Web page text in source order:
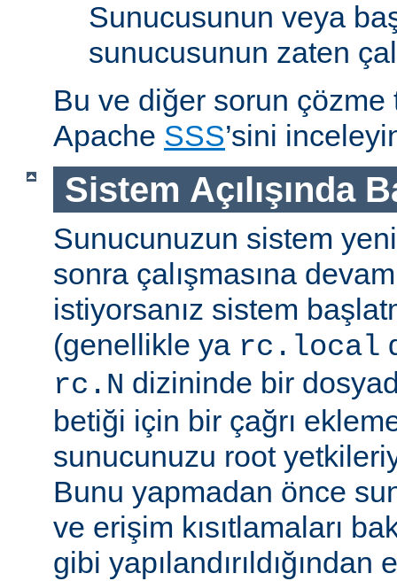
Sunucusunun veya
sunucusunun zaten
Bu ve diğer sorun çözme
Apache SSS’sini
Sistem Açılışında
Sunucunuzun sistem
sonra çalışmasına
istiyorsanız sistem
(genellikle ya rc.local
rc.N dizininde bir
betiği için bir çağrı
sunucunuzu root
Bunu yapmadan önce
ve erişim kısıtlamaları
gibi